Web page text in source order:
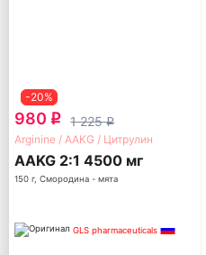
-20%
980 q 1 225q
Arginine / AAKG / Цитрулин
AAKG 2:1 4500 мг
150 г, Смородина - мята
GLS pharmaceuticals